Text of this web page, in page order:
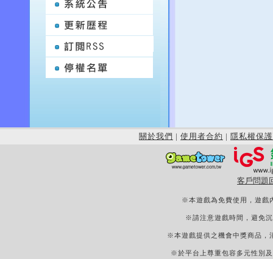
關於我們 | 使用者合約 | 隱私權保護
客戶問題
※本遊戲為免費使用，遊戲
※請注意遊戲時間，避免
※本遊戲提供之機會中獎商品，
※於平台上尊重包容多元性別